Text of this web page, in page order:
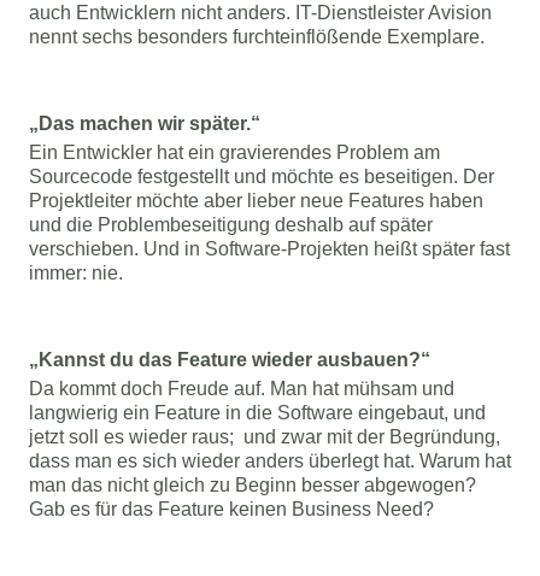
auch Entwicklern nicht anders. IT-Dienstleister Avision
nennt sechs besonders furchteinflößende Exemplare.
„Das machen wir später.“
Ein Entwickler hat ein gravierendes Problem am
Sourcecode festgestellt und möchte es beseitigen. Der
Projektleiter möchte aber lieber neue Features haben
und die Problembeseitigung deshalb auf später
verschieben. Und in Software-Projekten heißt später fast
immer: nie.
„Kannst du das Feature wieder ausbauen?“
Da kommt doch Freude auf. Man hat mühsam und
langwierig ein Feature in die Software eingebaut, und
jetzt soll es wieder raus;  und zwar mit der Begründung,
dass man es sich wieder anders überlegt hat. Warum hat
man das nicht gleich zu Beginn besser abgewogen?
Gab es für das Feature keinen Business Need?